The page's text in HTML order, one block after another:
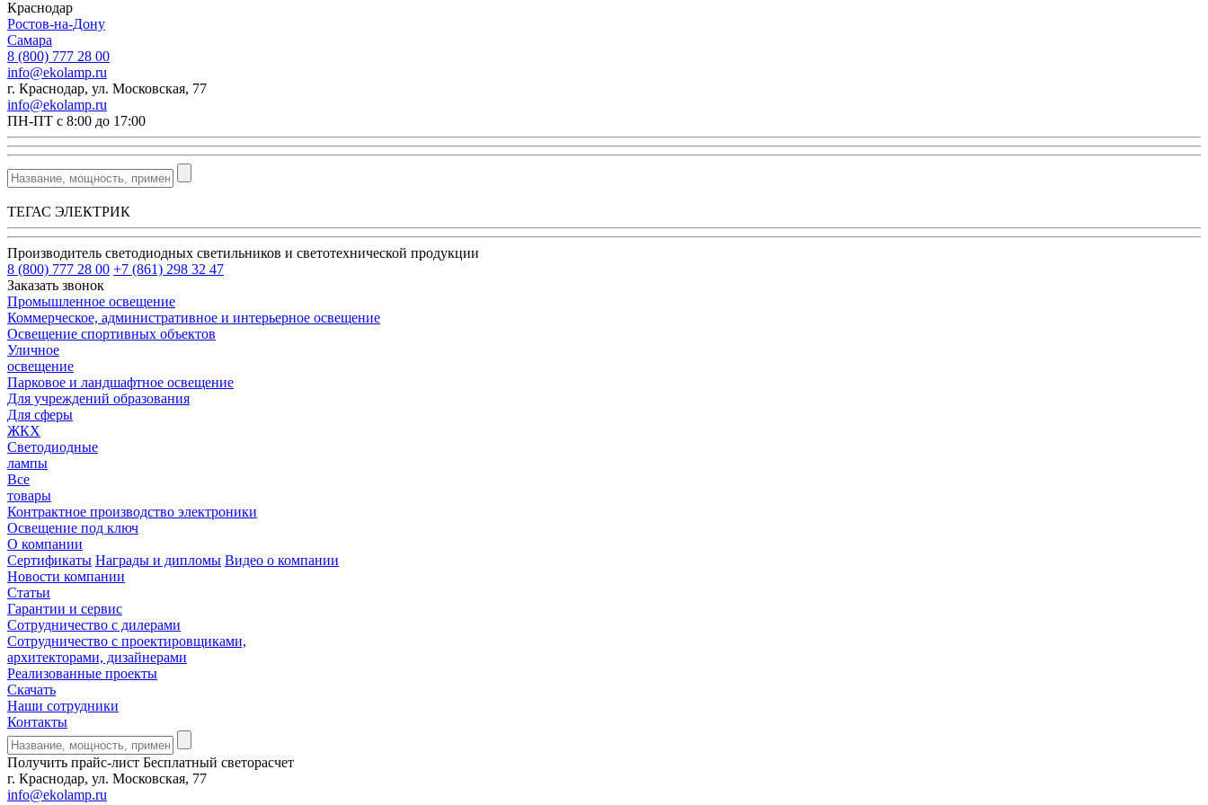
Краснодар
Ростов-на-Дону
Самара
8 (800) 777 28 00
info@ekolamp.ru
г. Краснодар, ул. Московская, 77
info@ekolamp.ru
ПН-ПТ с 8:00 до 17:00
ТЕГАС ЭЛЕКТРИК
Производитель светодиодных светильников и светотехнической продукции
8 (800) 777 28 00 +7 (861) 298 32 47
Заказать звонок
Промышленное освещение
Коммерческое, административное и интерьерное освещение
Освещение спортивных объектов
Уличное
освещение
Парковое и ландшафтное освещение
Для учреждений образования
Для сферы
ЖКХ
Светодиодные
лампы
Все
товары
Контрактное производство электроники
Освещение под ключ
О компании
Сертификаты Награды и дипломы Видео о компании
Новости компании
Статьи
Гарантии и сервис
Сотрудничество с дилерами
Сотрудничество с проектировщиками,
архитекторами, дизайнерами
Реализованные проекты
Скачать
Наши сотрудники
Контакты
Получить прайс-лист Бесплатный светорасчет
г. Краснодар, ул. Московская, 77
info@ekolamp.ru